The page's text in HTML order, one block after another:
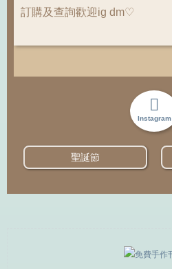
訂購及查詢歡迎ig dm♡
Instagram
聖誕節